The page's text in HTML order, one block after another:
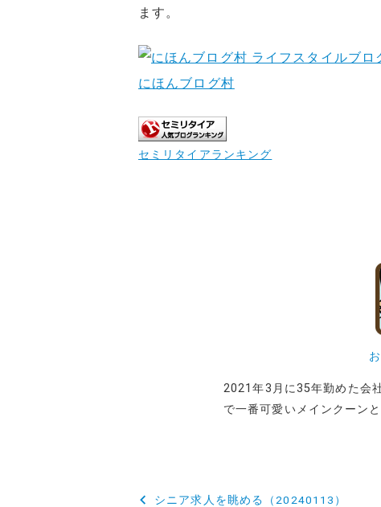
ます。
にほんブログ村
セミリタイアランキング
2021年3月に35年勤めた会
で一番可愛いメインクーン
投
シニア求人を眺める（20240113）